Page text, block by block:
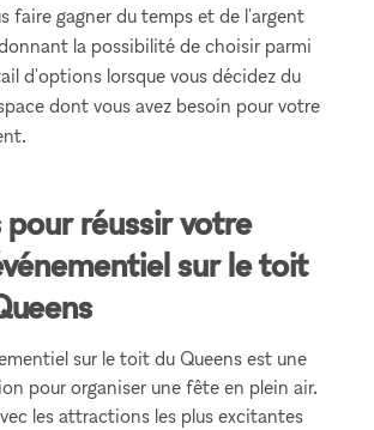
faire gagner du temps et de l'argent
la possibilité de choisir parmi
d'options lorsque vous décidez du
dont vous avez besoin pour votre
pour réussir votre
sur le toit
sur le toit du Queens est une
pour organiser une fête en plein air.
les attractions les plus excitantes